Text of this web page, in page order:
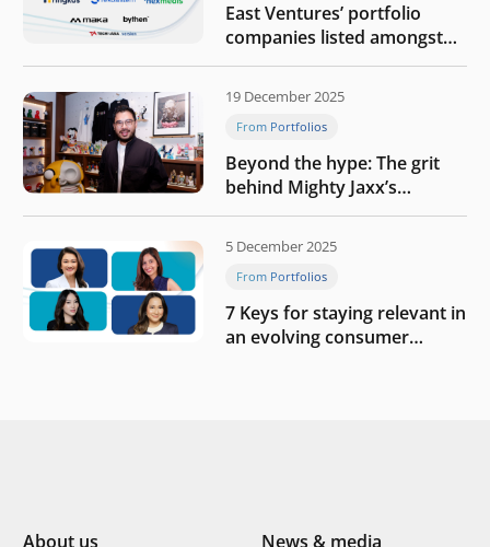
East Ventures’ portfolio
companies listed amongst
Tech in Asia’s 50 rising
startups in Indonesia
19 December 2025
From Portfolios
Beyond the hype: The grit
behind Mighty Jaxx’s
blueprint of profitability
5 December 2025
From Portfolios
7 Keys for staying relevant in
an evolving consumer
About us
News & media